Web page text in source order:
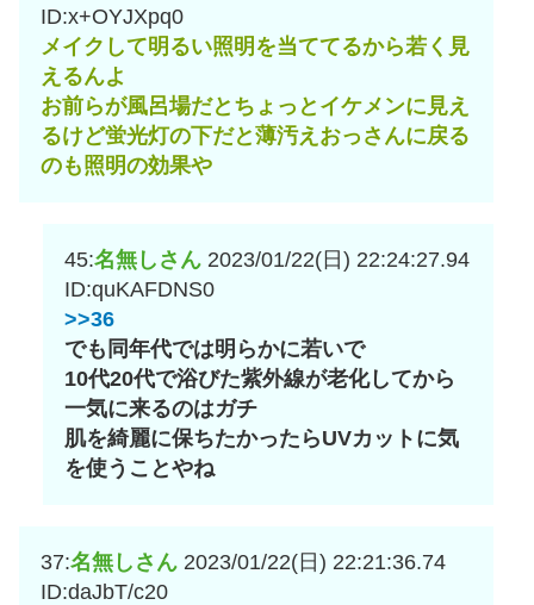
ID:x+OYJXpq0
メイクして明るい照明を当ててるから若く見
えるんよ
お前らが風呂場だとちょっとイケメンに見え
るけど蛍光灯の下だと薄汚えおっさんに戻る
のも照明の効果や
45:名無しさん 2023/01/22(日) 22:24:27.94
ID:quKAFDNS0
>>36
でも同年代では明らかに若いで
10代20代で浴びた紫外線が老化してから
一気に来るのはガチ
肌を綺麗に保ちたかったらUVカットに気
を使うことやね
37:名無しさん 2023/01/22(日) 22:21:36.74
ID:daJbT/c20